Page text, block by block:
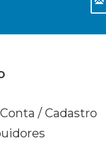
/ Cadastro